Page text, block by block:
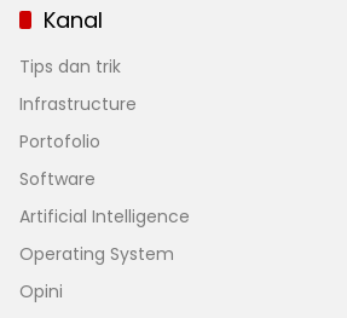
Kanal
Tips dan trik
Infrastructure
Portofolio
Software
Artificial Intelligence
Operating System
Opini